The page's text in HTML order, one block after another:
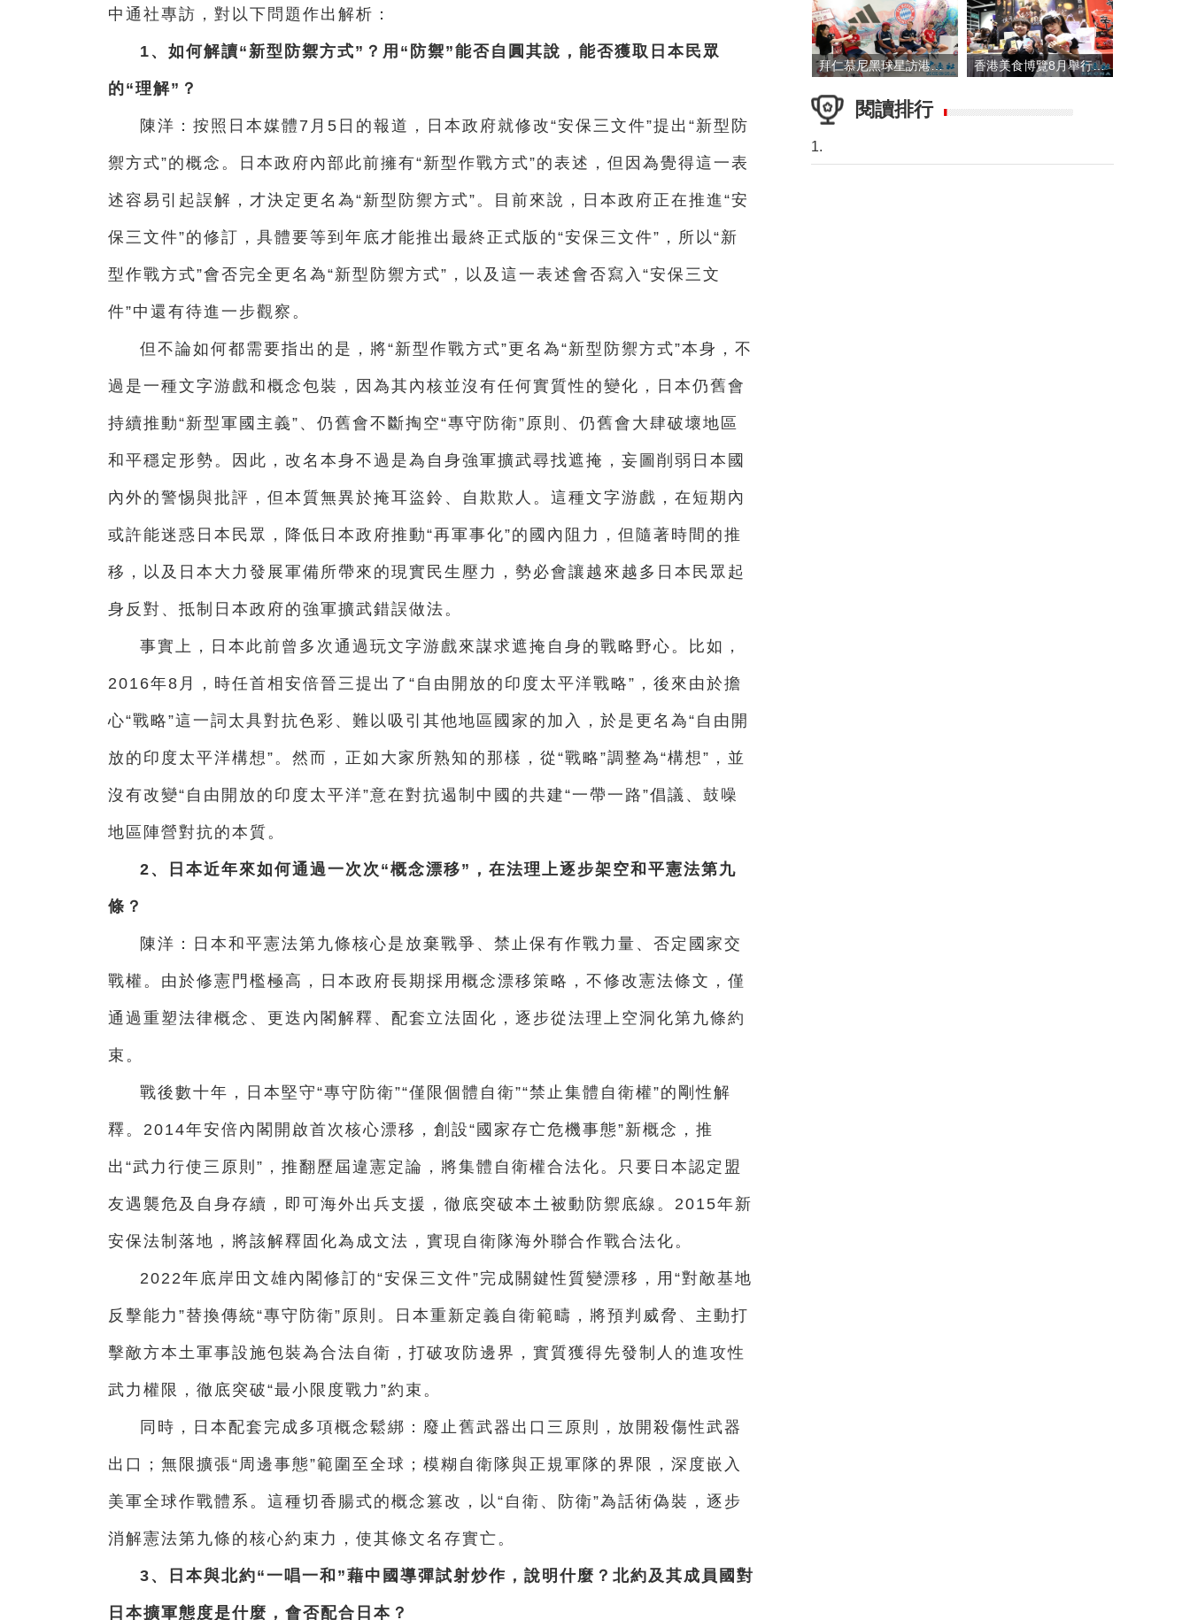
中通社專訪，對以下問題作出解析：
1、如何解讀“新型防禦方式”？用“防禦”能否自圓其說，能否獲取日本民眾
的“理解”？
陳洋：按照日本媒體7月5日的報道，日本政府就修改“安保三文件”提出“新型防
禦方式”的概念。日本政府內部此前擁有“新型作戰方式”的表述，但因為覺得這一表
述容易引起誤解，才決定更名為“新型防禦方式”。目前來說，日本政府正在推進“安
保三文件”的修訂，具體要等到年底才能推出最終正式版的“安保三文件”，所以“新
型作戰方式”會否完全更名為“新型防禦方式”，以及這一表述會否寫入“安保三文
件”中還有待進一步觀察。
但不論如何都需要指出的是，將“新型作戰方式”更名為“新型防禦方式”本身，不
過是一種文字游戲和概念包裝，因為其內核並沒有任何實質性的變化，日本仍舊會
持續推動“新型軍國主義”、仍舊會不斷掏空“專守防衛”原則、仍舊會大肆破壞地區
和平穩定形勢。因此，改名本身不過是為自身強軍擴武尋找遮掩，妄圖削弱日本國
內外的警惕與批評，但本質無異於掩耳盜鈴、自欺欺人。這種文字游戲，在短期內
或許能迷惑日本民眾，降低日本政府推動“再軍事化”的國內阻力，但隨著時間的推
移，以及日本大力發展軍備所帶來的現實民生壓力，勢必會讓越來越多日本民眾起
身反對、抵制日本政府的強軍擴武錯誤做法。
事實上，日本此前曾多次通過玩文字游戲來謀求遮掩自身的戰略野心。比如，
2016年8月，時任首相安倍晉三提出了“自由開放的印度太平洋戰略”，後來由於擔
心“戰略”這一詞太具對抗色彩、難以吸引其他地區國家的加入，於是更名為“自由開
放的印度太平洋構想”。然而，正如大家所熟知的那樣，從“戰略”調整為“構想”，並
沒有改變“自由開放的印度太平洋”意在對抗遏制中國的共建“一帶一路”倡議、鼓噪
地區陣營對抗的本質。
2、日本近年來如何通過一次次“概念漂移”，在法理上逐步架空和平憲法第九
條？
陳洋： 日本和平憲法第九條核心是放棄戰爭、禁止保有作戰力量、否定國家交
戰權。由於修憲門檻極高，日本政府長期採用概念漂移策略，不修改憲法條文，僅
通過重塑法律概念、更迭內閣解釋、配套立法固化，逐步從法理上空洞化第九條約
束。
戰後數十年，日本堅守“專守防衛”“僅限個體自衛”“禁止集體自衛權”的剛性解
釋。2014年安倍內閣開啟首次核心漂移，創設“國家存亡危機事態”新概念，推
出“武力行使三原則”，推翻歷屆違憲定論，將集體自衛權合法化。只要日本認定盟
友遇襲危及自身存續，即可海外出兵支援，徹底突破本土被動防禦底線。2015年新
安保法制落地，將該解釋固化為成文法，實現自衛隊海外聯合作戰合法化。
2022年底岸田文雄內閣修訂的“安保三文件”完成關鍵性質變漂移，用“對敵基地
反擊能力”替換傳統“專守防衛”原則。日本重新定義自衛範疇，將預判威脅、主動打
擊敵方本土軍事設施包裝為合法自衛，打破攻防邊界，實質獲得先發制人的進攻性
武力權限，徹底突破“最小限度戰力”約束。
同時，日本配套完成多項概念鬆綁：廢止舊武器出口三原則，放開殺傷性武器
出口；無限擴張“周邊事態”範圍至全球；模糊自衛隊與正規軍隊的界限，深度嵌入
美軍全球作戰體系。這種切香腸式的概念篡改，以“自衛、防衛”為話術偽裝，逐步
消解憲法第九條的核心約束力，使其條文名存實亡。
3、日本與北約“一唱一和”藉中國導彈試射炒作，說明什麼？北約及其成員國對
日本擴軍態度是什麼，會否配合日本？
拜仁慕尼黑球星訪港 與球迷近距離互動 香港美食博覽8月舉行 五大展覽打造盛夏嘉年華
閱讀排行
1.